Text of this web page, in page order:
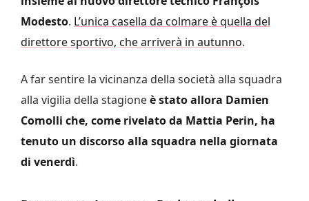
Modesto. L’unica casella da colmare è quella del
direttore sportivo, che arriverà in autunno.
A far sentire la vicinanza della società alla squadra
alla vigilia della stagioneè stato allora Damien
Comolli che, come rivelato da Mattia Perin, ha
tenuto un discorso alla squadra nella giornata
di venerdì.